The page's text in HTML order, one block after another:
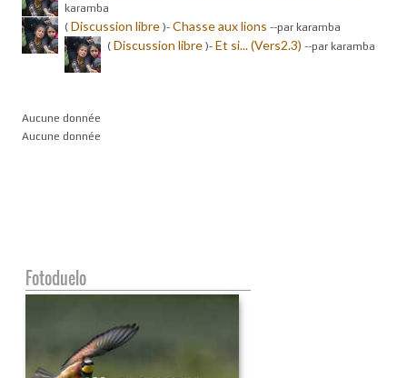
karamba
( Discussion libre )- Chasse aux lions --par karamba
( Discussion libre )- Et si... (Vers2.3) --par karamba
Aucune donnée
Aucune donnée
Fotoduelo